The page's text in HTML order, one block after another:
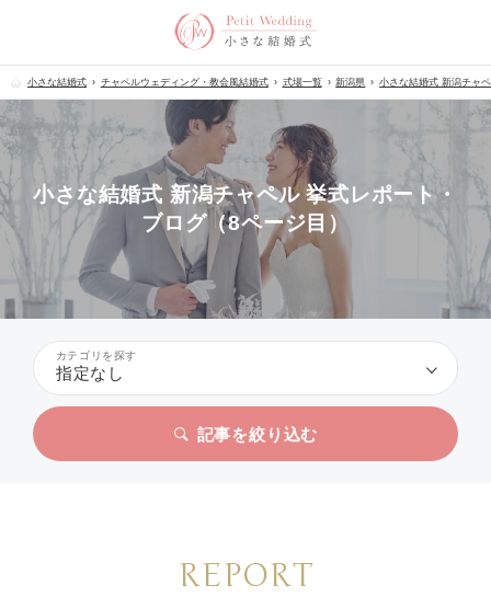
小さな結婚式 チャペルウェディング・教会風結婚式 式場一覧 新潟県 小さな結婚式 新潟チャ
小さな結婚式 新潟チャペル 挙式レポート・
ブログ（8ページ目）
カテゴリを探す
指定なし
記事を絞り込む
REPORT